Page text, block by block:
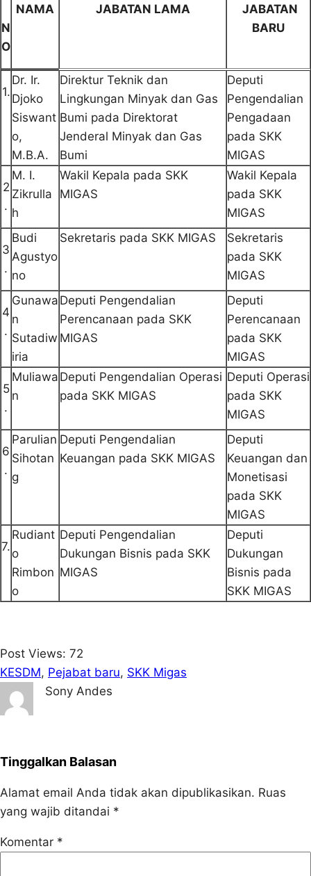
N
O
NAMA JABATAN LAMA
JABATAN
BARU
1.
Dr. Ir.
Djoko
Siswant
o,
M.B.A.
Direktur Teknik dan
Lingkungan Minyak dan Gas
Bumi pada Direktorat
Jenderal Minyak dan Gas
Bumi
Deputi
Pengendalian
Pengadaan
pada SKK
MIGAS
2
.
M. I.
Zikrulla
h
Wakil Kepala pada SKK
MIGAS
Wakil Kepala
pada SKK
MIGAS
3
.
Budi
Agustyo
no
Sekretaris pada SKK MIGAS
Sekretaris
pada SKK
MIGAS
4
.
Gunawa
n
Sutadiw
iria
Deputi Pengendalian
Perencanaan pada SKK
MIGAS
Deputi
Perencanaan
pada SKK
MIGAS
5
.
Muliawa
n
Deputi Pengendalian Operasi
pada SKK MIGAS
Deputi Operasi
pada SKK
MIGAS
6
.
Parulian
Sihotan
g
Deputi Pengendalian
Keuangan pada SKK MIGAS
Deputi
Keuangan dan
Monetisasi
pada SKK
MIGAS
7.
Rudiant
o
Rimbon
o
Deputi Pengendalian
Dukungan Bisnis pada SKK
MIGAS
Deputi
Dukungan
Bisnis pada
SKK MIGAS
Post Views: 72
KESDM, Pejabat baru, SKK Migas
Sony Andes
Tinggalkan Balasan
Alamat email Anda tidak akan dipublikasikan. Ruas
yang wajib ditandai *
Komentar *